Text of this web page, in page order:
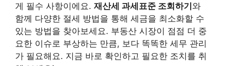
게 필수 사항이에요. 재산세 과세표준 조회하기와
함께 다양한 절세 방법을 통해 세금을 최소화할 수
있는 방법을 찾아보세요. 부동산 시장이 점점 더 중
요한 이슈로 부상하는 만큼, 보다 똑똑한 세무 관리
가 필요해요. 지금 바로 확인하고 필요한 조치를 취